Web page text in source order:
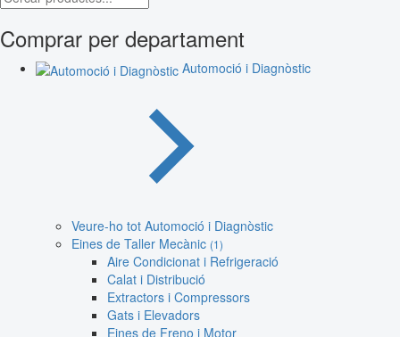
Comprar per departament
Automoció i Diagnòstic
Veure-ho tot Automoció i Diagnòstic
Eines de Taller Mecànic (1)
Aire Condicionat i Refrigeració
Calat i Distribució
Extractors i Compressors
Gats i Elevadors
Eines de Freno i Motor